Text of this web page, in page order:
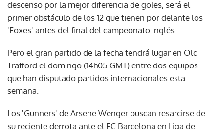
descenso por la mejor diferencia de goles, será el
primer obstáculo de los 12 que tienen por delante los
'Foxes' antes del final del campeonato inglés.
Pero el gran partido de la fecha tendrá lugar en Old
Trafford el domingo (14h05 GMT) entre dos equipos
que han disputado partidos internacionales esta
semana.
Los 'Gunners' de Arsene Wenger buscan resarcirse de
su reciente derrota ante el FC Barcelona en Liga de